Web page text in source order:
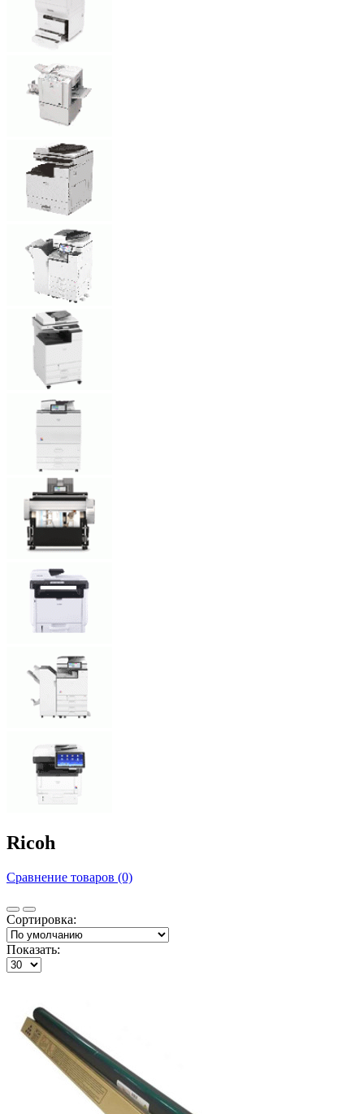
Ricoh
Сравнение товаров (0)
Сортировка:
Показать: